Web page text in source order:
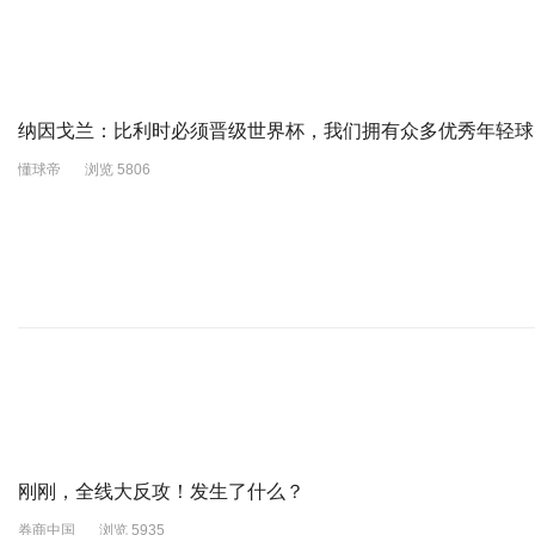
纳因戈兰：比利时必须晋级世界杯，我们拥有众多优秀年轻
懂球帝 浏览 5806
刚刚，全线大反攻！发生了什么？
券商中国 浏览 5935